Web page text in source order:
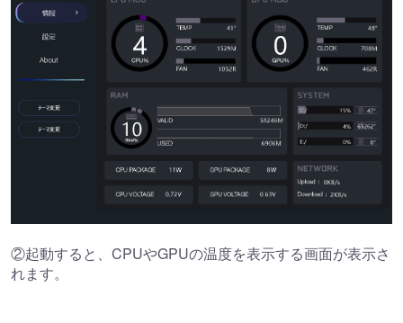
②起動すると、CPUやGPUの温度を表示する画面が表示さ
れます。